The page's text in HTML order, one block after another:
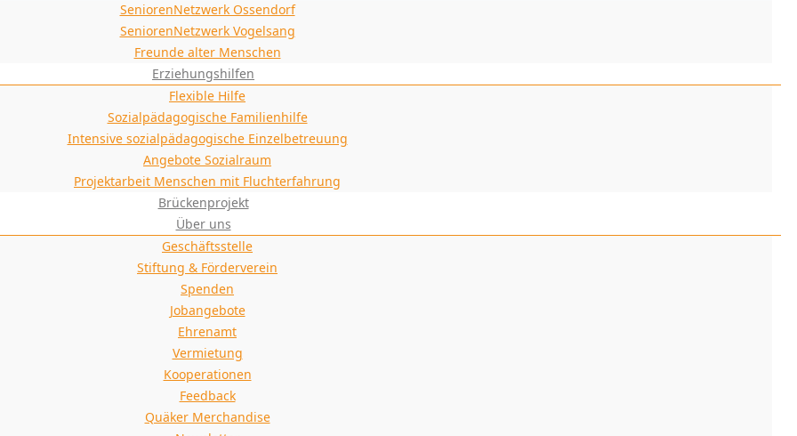
SeniorenNetzwerk Ossendorf
SeniorenNetzwerk Vogelsang
Freunde alter Menschen
Erziehungshilfen
Flexible Hilfe
Sozialpädagogische Familienhilfe
Intensive sozialpädagogische Einzelbetreuung
Angebote Sozialraum
Projektarbeit Menschen mit Fluchterfahrung
Brückenprojekt
Über uns
Geschäftsstelle
Stiftung & Förderverein
Spenden
Jobangebote
Ehrenamt
Vermietung
Kooperationen
Feedback
Quäker Merchandise